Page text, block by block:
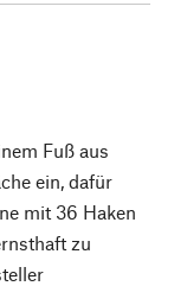
Fuß aus
ein, dafür
mit 36 Haken
zu